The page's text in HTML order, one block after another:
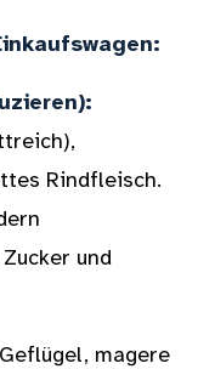
Rindfleisch.
und
Geflügel, magere